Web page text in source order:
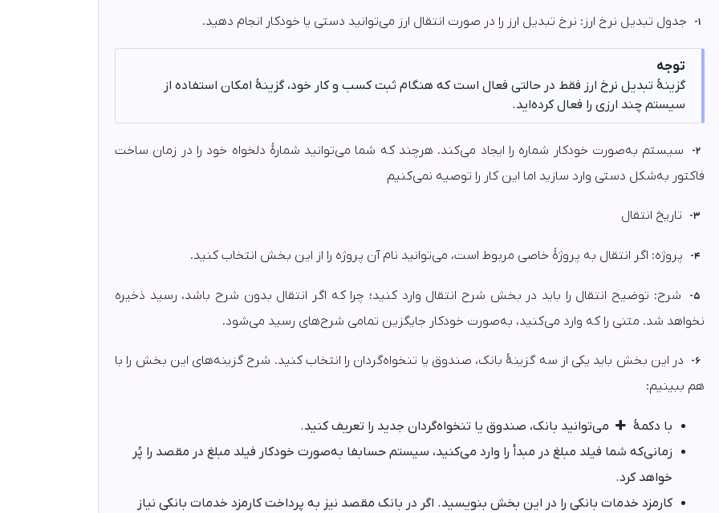
۱- جدول تبدیل نرخ ارز: نرخ تبدیل ارز را در صورت انتقال ارز می‌توانید دستی یا خودکار انجام دهید.
توجه
گزینۀ تبدیل نرخ ارز فقط در حالتی فعال است که هنگام ثبت کسب و کار خود، گزینۀ امکان استفاده از
سیستم چند ارزی را فعال کرده‌اید.
۲-
سیستم به‌صورت خودکار شماره را ایجاد می‌کند. هرچند که شما می‌توانید شمارۀ دلخواه خود را در زمان ساخت
فاکتور به‌شکل دستی وارد سازید اما این کار را توصیه نمی‌کنیم
۳- تاریخ انتقال
۴- پروژه: اگر انتقال به پروژۀ خاصی مربوط است، می‌توانید نام آن پروژه را از این بخش انتخاب کنید.
۵-
شرح: توضیح انتقال را باید در بخش شرح انتقال وارد کنید؛ چرا که اگر انتقال بدون شرح باشد، رسید ذخیره
نخواهد شد. متنی را که وارد می‌کنید، به‌صورت خودکار جایگزین تمامی شرح‌های رسید می‌شود.
۶-
در این بخش باید یکی از سه گزینۀ بانک، صندوق یا تنخواه‌گردان را انتخاب کنید. شرح گزینه‌های این بخش را با
هم ببینیم:
با دکمۀ
می‌توانید بانک، صندوق یا تنخواه‌گردان جدید را تعریف کنید.
زمانی‌که شما فیلد مبلغ در مبدأ را وارد می‌کنید، سیستم حسابفا به‌صورت خودکار فیلد مبلغ در مقصد را پُر
خواهد کرد.
کارمزد خدمات بانکی را در این بخش بنویسید. اگر در بانک مقصد نیز به پرداخت کارمزد خدمات بانکی نیاز